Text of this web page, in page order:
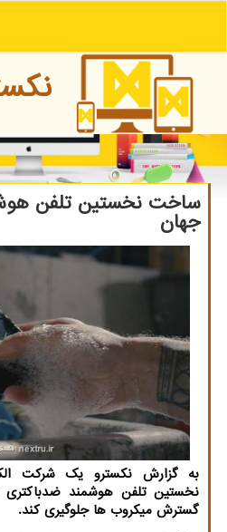
ساخت نخستین تلفن
جهان
به گزارش نكسترو یك شركت
نخستین تلفن هوشمند
گسترش میكروب ها جلوگیری كند.